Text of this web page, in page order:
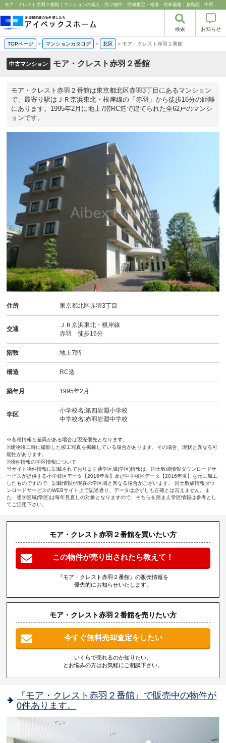
モア・クレスト赤羽２番館｜マンションの購入・売り物件、売却査定・相場・売却価格｜豊島区・中野区・新宿区の中古マンション・リノベーション情報なら池袋のアイベックスホーム！
検索 お知らせ
TOPページ > マンションカタログ > 北区 > モア・クレスト赤羽２番館
中古マンション モア・クレスト赤羽２番館
モア・クレスト赤羽２番館は東京都北区赤羽3丁目にあるマンション
で、最寄り駅はＪＲ京浜東北・根岸線の「赤羽」から徒歩16分の距離
にあります。1995年2月に地上7階RC造で建てられた全62戸のマンシ
ョンです。
住所 東京都北区赤羽3丁目
交通
ＪＲ京浜東北・根岸線
赤羽 徒歩16分
階数 地上7階
構造 RC造
築年月 1995年2月
学区
小学校名:第四岩淵小学校
中学校名:赤羽岩淵中学校
※各種情報と差異がある場合は現況優先となります。
※建物竣工時に撮影した竣工写真を掲載している場合があります。その場合、現状と異なる可
能性があります。
※物件情報の学区情報について
当サイト物件情報に記載されております通学区域(学区)情報は、国土数値情報ダウンロードサ
ービスが提供する小学校区データ【2016年度】及び中学校区データ【2016年度】を元に加工
したものですので、記載情報が現在の学区域と異なる場合がございます。 国土数値情報ダウ
ンロードサービスのWEBサイト上で記述通り、データは必ずしも正確とは言えません。ま
た、通学区域(学区)は毎年見直しの対象となりますので、そちらを踏まえ学区情報は参考とし
てご活用下さい。
モア・クレスト赤羽２番館を買いたい方
この物件が売り出されたら教えて！
『モア・クレスト赤羽２番館』の販売情報を
優先的にお知らせいたします。
モア・クレスト赤羽２番館を売りたい方
今すぐ無料売却査定をしたい
いくらで売れるのか知りたい、
とお悩みの方はお気軽にご相談下さい。
『モア・クレスト赤羽２番館』で販売中の物件が
0件あります。